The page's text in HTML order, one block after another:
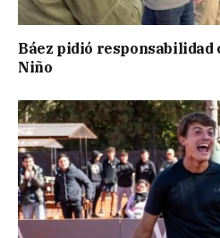
Báez pidió responsabilidad
Niño